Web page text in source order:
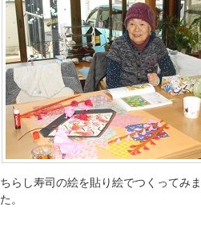
ちらし寿司の絵を貼り絵でつくってみ
た。